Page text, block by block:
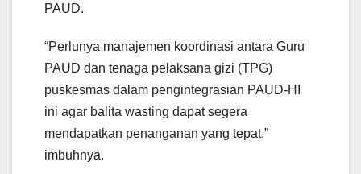
PAUD.
“Perlunya manajemen koordinasi antara Guru
PAUD dan tenaga pelaksana gizi (TPG)
puskesmas dalam pengintegrasian PAUD-HI
ini agar balita wasting dapat segera
mendapatkan penanganan yang tepat,”
imbuhnya.